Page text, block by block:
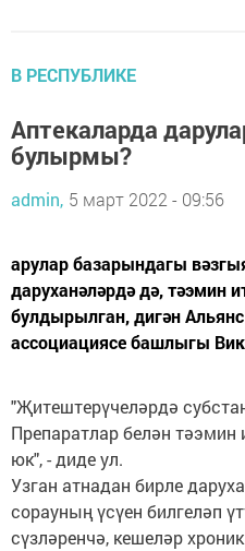
В РЕСПУБЛИКЕ
Аптекаларда
булырмы?
admin, 5 март 2022 - 09:56
арулар базарындагы
даруханәләрдә дә, тәэмин
булдырылган, дигән
ассоциациясе башлыгы
"Җитештерүчеләрдә
Препаратлар белән
юк", - диде ул.
Узган атнадан бирле
сорауның үсүен билгеләп
сүзләренчә, кешеләр